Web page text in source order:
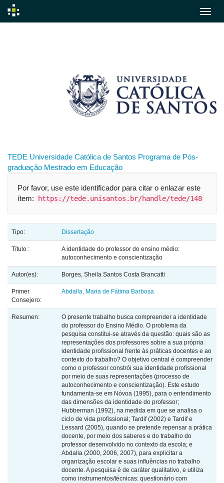
TEDE Universidade Católica de Santos Programa de Pós-
graduação Mestrado em Educação
Por favor, use este identificador para citar o enlazar este
ítem:
https://tede.unisantos.br/handle/tede/148
Tipo: Dissertação
Título :
A identidade do professor do ensino médio:
autoconhecimento e conscientização
Autor(es): Borges, Sheila Santos Costa Brancatti
Primer
Consejero:
Abdalla, Maria de Fátima Barbosa
Resumen:
O presente trabalho busca compreender a identidade
do professor do Ensino Médio. O problema da
pesquisa constitui-se através da questão: quais são as
representações dos professores sobre a sua própria
identidade profissional frente às práticas docentes e ao
contexto do trabalho? O objetivo central é compreender
como o professor constrói sua identidade profissional
por meio de suas representações (processo de
autoconhecimento e conscientização). Este estudo
fundamenta-se em Nóvoa (1995), para o entendimento
das dimensões da identidade do professor;
Hubberman (1992), na medida em que se analisa o
ciclo de vida profissional; Tardif (2002) e Tardif e
Lessard (2005), quando se pretende repensar a prática
docente, por meio dos saberes e do trabalho do
professor desenvolvido no contexto da escola; e
Abdalla (2000, 2006, 2007), para explicitar a
organização escolar e suas influências no trabalho
docente. A pesquisa é de caráter qualitativo, e utiliza
como instrumentos/técnicas: questionário com